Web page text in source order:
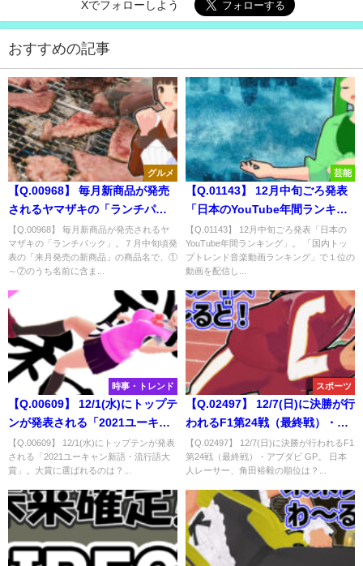
Xでフォローしよう
おすすめの記事
グルメ
【Q.00968】 毎月新商品が発売
されるヤマザキの「ランチパッ
ク」。７月中旬頃発表の「来月
発売の新商品」の商品名で、①
～⑦のうち名前に含まれる単語
【Q.00968】 毎月新商品が発売されるヤ
マザキの「ランチパック」。７月中旬頃発
表の「来月発売の新商品」の商品名で、①
～⑦のうち名前に含ま...
芸能
【Q.01143】 12月中旬ごろ発表
「日本のYouTube年間ランキン
グ」。 「国内トップトレンド音
楽動画ランキング」で１位の動
画を配信しているアーティスト
【Q.01143】 12月中旬ごろ発表「日本の
YouTube年間ランキング」。 「国内トッ
プトレンド音楽動画ランキング」で１位の
動画を配信し...
時事・トレンド
【Q.00609】 12/1(水)にトップテ
ンが発表される「2021ユーキャ
ン新語・流行語大賞」。大賞に
選ばれるのは？
【Q.00609】 12/1(水)にトップテンが発表
される「2021ユーキャン新語・流行語大
賞」。大賞に選ばれるのは？...
スポーツ
【Q.02497】 12/7(日)に決勝が行
われるF1第24戦（最終戦）・ア
ブダビ GP。 日本人レーサー、
角田裕毅の順位は？
【Q.02497】 12/7(日)に決勝が行われるF1
第24戦（最終戦）・アブダビ GP。 日本
人レーサー、角田裕毅の順位は？...